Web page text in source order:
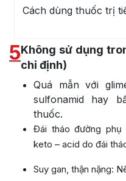
Cách dùng thuốc trị
5Không sử dụng
chỉ định)
Quá mẫn với
sulfonamid hay
thuốc.
Đái tháo đường phụ
keto – acid do đái
Suy gan, thận nặng: